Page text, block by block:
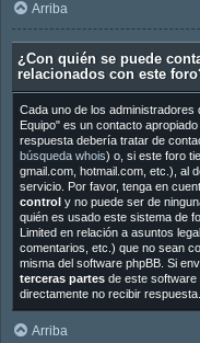
Arriba
¿Con quién se puede
relacionados con este
Cada uno de los administradores
Equipo" es un contacto
respuesta debería tratar de
búsqueda whois) o, si este foro
gmail.com, hotmail.com, etc.), al
servicio. Por favor, tenga en
controly no puede ser de
quién es usado este sistema de
Limited en relación a asuntos
comentarios, etc.) que no sean
misma del software phpBB. Si
terceras partesde este software
directamente no recibir respuesta.
Arriba